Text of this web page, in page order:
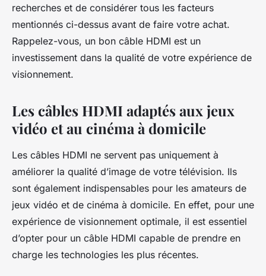
recherches et de considérer tous les facteurs
mentionnés ci-dessus avant de faire votre achat.
Rappelez-vous, un bon câble HDMI est un
investissement dans la qualité de votre expérience de
visionnement.
Les câbles HDMI adaptés aux jeux
vidéo et au cinéma à domicile
Les câbles HDMI ne servent pas uniquement à
améliorer la qualité d’image de votre télévision. Ils
sont également indispensables pour les amateurs de
jeux vidéo et de cinéma à domicile. En effet, pour une
expérience de visionnement optimale, il est essentiel
d’opter pour un câble HDMI capable de prendre en
charge les technologies les plus récentes.